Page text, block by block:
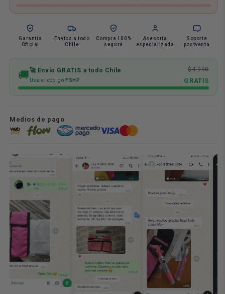
Garantía
Oficial
Envíos a todo
Chile
Compra 100%
segura
Asesoría
especializada
Soporte
postventa
🚚🚀 Envío GRATIS a todo Chile
Usa el código FSHP
$4.990
GRATIS
Medios de pago